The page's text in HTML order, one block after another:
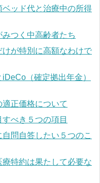
ッド代と治療中の所得
つく中高齢者たち
が特別に高額なわけで
（確定拠出年金）
正価格について
べき５つの項目
問自答したい５つのこ
特約は果たして必要な